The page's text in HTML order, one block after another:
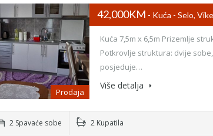
Prodaja
42,000KM - Kuća - Selo,
Kuća 7,5m x 6,5m Prizemlje
Potkrovlje struktura: dvije
posjeduje…
Više detalja
2 Spavaće sobe 2 Kupatila